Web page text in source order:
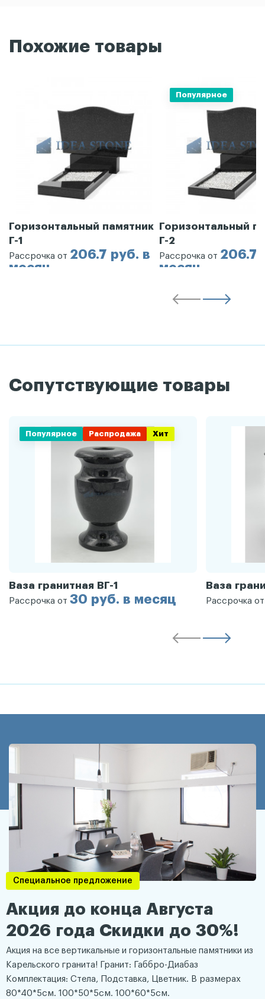
Похожие товары
Горизонтальный памятник
Г-1
Рассрочка от 206.7 руб. в
месяц
Популярное
Горизонтальный
Г-2
Рассрочка от 206.7
месяц
Сопутствующие товары
Популярное Распродажа Хит
Ваза гранитная ВГ-1
Рассрочка от 30 руб. в месяц
Ваза
Рассрочка
Специальное предложение
Акция до конца Августа
2026 года Скидки до 30%!
Акция на все вертикальные и горизонтальные памятники из
Карельского гранита! Гранит: Габбро-Диабаз
Комплектация: Стела, Подставка, Цветник. В размерах
80*40*5см. 100*50*5см. 100*60*5см.